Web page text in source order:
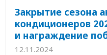
Закрытие сезона
кондиционеров
и награждение
12.11.2024